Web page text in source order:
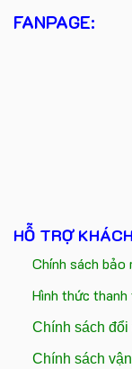
FANPAGE:
HỖ TRỢ
Chính sách
Hình thức thanh
Chính sách đổi
Chính sách